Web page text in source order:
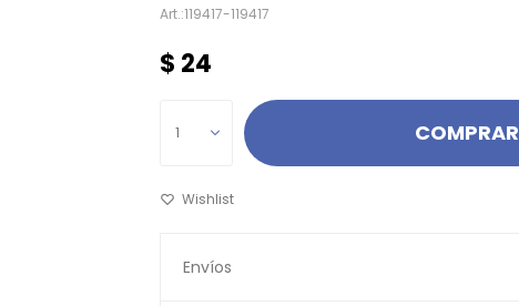
119417-119417
$ 24
1 COMPRAR
Envíos